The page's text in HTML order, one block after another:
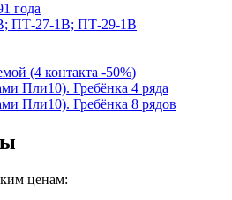
года
ПТ-27-1В; ПТ-29-1В
(4 контакта -50%)
Пли10). Гребёнка 4 ряда
Пли10). Гребёнка 8 рядов
ценам: